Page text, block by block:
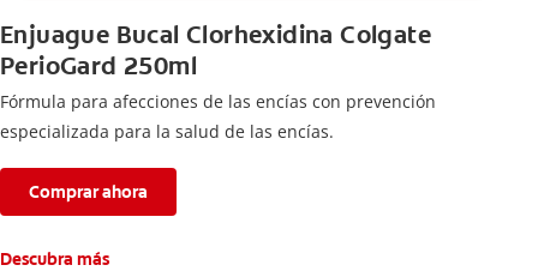
Enjuague Bucal Clorhexidina Colgate
PerioGard 250ml
Fórmula para afecciones de las encías con prevención
especializada para la salud de las encías.
Comprar ahora
Descubra más